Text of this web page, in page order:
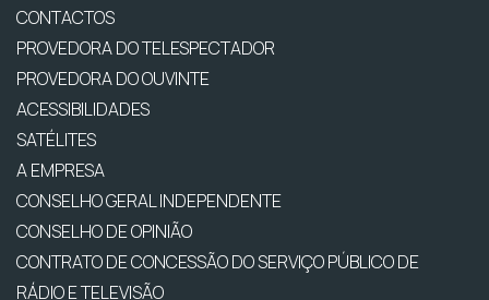
CONTACTOS
PROVEDORA DO TELESPECTADOR
PROVEDORA DO OUVINTE
ACESSIBILIDADES
SATÉLITES
A EMPRESA
CONSELHO GERAL INDEPENDENTE
CONSELHO DE OPINIÃO
CONTRATO DE CONCESSÃO DO SERVIÇO PÚBLICO DE
RÁDIO E TELEVISÃO